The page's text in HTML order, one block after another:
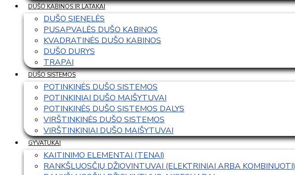
DUŠO KABINOS IR LATAKAI
DUŠO SIENELĖS
PUSAPVALĖS DUŠO KABINOS
KVADRATINĖS DUŠO KABINOS
DUŠO DURYS
TRAPAI
DUŠO SISTEMOS
POTINKINĖS DUŠO SISTEMOS
POTINKINIAI DUŠO MAIŠYTUVAI
POTINKINĖS DUŠO SISTEMOS DALYS
VIRŠTINKINĖS DUŠO SISTEMOS
VIRŠTINKINIAI DUŠO MAIŠYTUVAI
GYVATUKAI
KAITINIMO ELEMENTAI (TENAI)
RANKŠLUOSČIŲ DŽIOVINTUVAI (ELEKTRINIAI ARBA KOMBINUOTI)